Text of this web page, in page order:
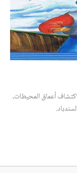
أعماق المحيطات،